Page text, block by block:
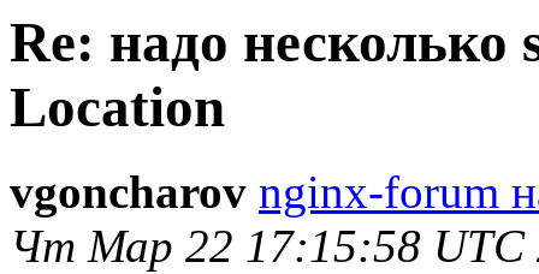
Re: надо
Location
vgoncharov nginx-forum
Чт Мар 22 17:15:58 UTC